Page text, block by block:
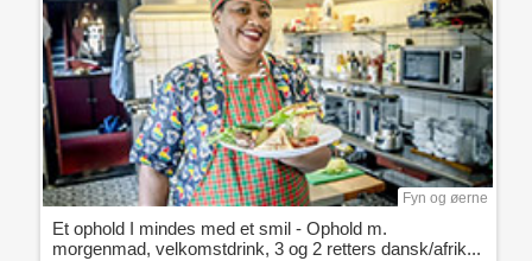
Fyn og øerne
Et ophold I mindes med et smil - Ophold m.
morgenmad, velkomstdrink, 3 og 2 retters dansk/afrik...